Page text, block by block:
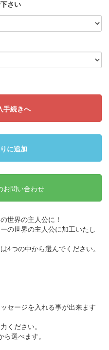
さい
手続きへ
に追加
お問い合わせ
世界の主人公に！
の世界の主人公に加工いたし
4つの中から選んでください。
セージを入れる事が出来ます
ください。
選べます。